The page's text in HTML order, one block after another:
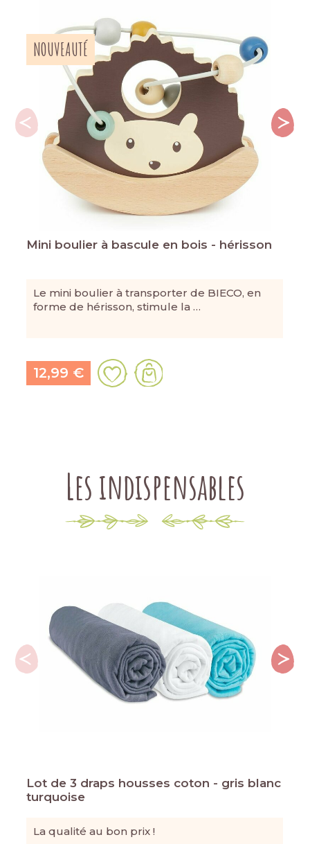
NOUVEAUTÉ
Mini boulier à bascule en bois - hérisson
Le mini boulier à transporter de BIECO, en
forme de hérisson, stimule la …
12,99 €
Les indispensables
Lot de 3 draps housses coton - gris blanc
turquoise
La qualité au bon prix !